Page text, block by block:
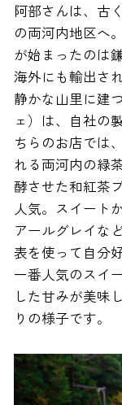
阿部さんは、古
の両河内地区へ
が始まったのは
海外にも輸出さ
静かな山里に建
ェ）は、自社の
ちらのお店では
れる両河内の緑
酵させた和紅茶
人気。スイート
アールグレイな
表を使って自分
一番人気のスイ
した甘みが美味
りの様子です。